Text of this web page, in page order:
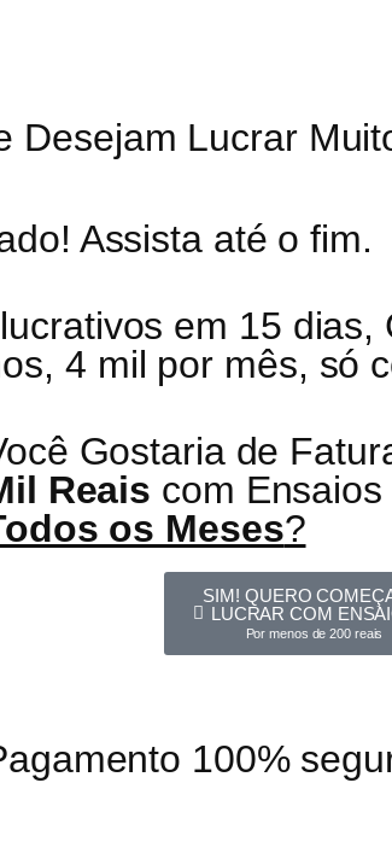
Desejam Lucrar
Assista até o fim.
em 15 dias,
4 mil por mês, só
Gostaria de
Reais com
os Meses?
SIM! QUERO
LUCRAR COM
Por menos de 200 reais
100%